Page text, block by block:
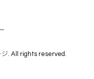
. All rights reserved.